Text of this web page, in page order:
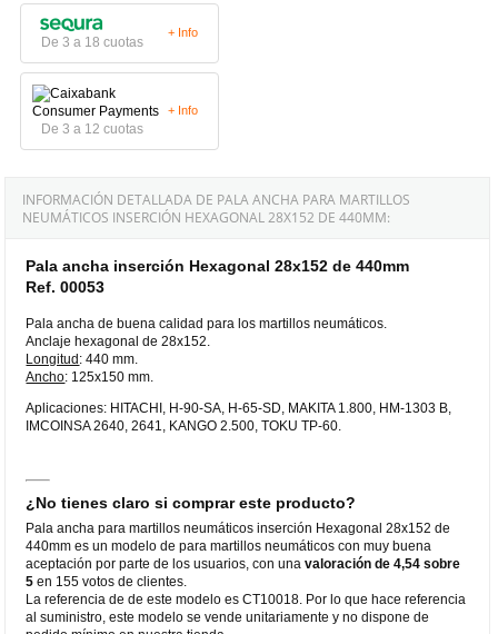
De 3 a 18 cuotas
+ Info
De 3 a 12 cuotas
+ Info
INFORMACIÓN DETALLADA DE PALA ANCHA PARA MARTILLOS
NEUMÁTICOS INSERCIÓN HEXAGONAL 28X152 DE 440MM:
Pala ancha inserción Hexagonal 28x152 de 440mm
Ref. 00053
Pala ancha de buena calidad para los martillos neumáticos.
Anclaje hexagonal de 28x152.
Longitud: 440 mm.
Ancho: 125x150 mm.
Aplicaciones: HITACHI, H-90-SA, H-65-SD, MAKITA 1.800, HM-1303 B,
IMCOINSA 2640, 2641, KANGO 2.500, TOKU TP-60.
¿No tienes claro si comprar este producto?
Pala ancha para martillos neumáticos inserción Hexagonal 28x152 de
440mm es un modelo de para martillos neumáticos con muy buena
aceptación por parte de los usuarios, con unavaloración de 4,54 sobre
5 en 155 votos de clientes.
La referencia de de este modelo es CT10018. Por lo que hace referencia
al suministro, este modelo se vende unitariamente y no dispone de